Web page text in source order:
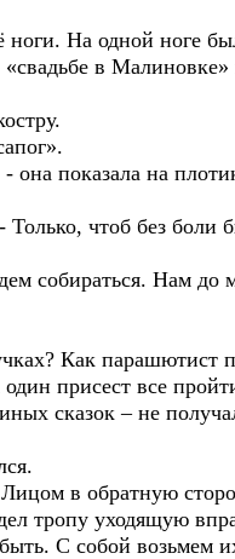
На одной ноге
в Малиновке»
показала на
чтоб без боли
собираться. Нам до
Как парашютист
присест все
сказок – не
в обратную
тропу уходящую
С собой возьмем